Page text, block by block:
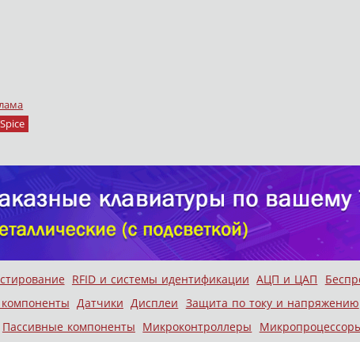
RFID и системы идентификации АЦП и ЦАП
Датчики Дисплеи Защита по току и напряжению
Пассивные компоненты Микроконтроллеры